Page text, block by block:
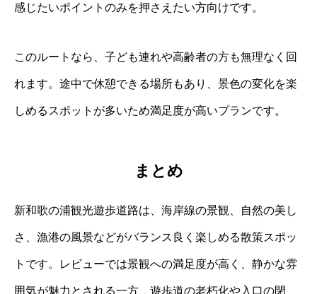
感じたいポイントのみを押さえたい方向けです。
このルートなら、子ども連れや高齢者の方も無理なく回
れます。途中で休憩できる場所もあり、景色の変化を楽
しめるスポットが多いため満足度が高いプランです。
まとめ
新和歌の浦観光遊歩道路は、海岸線の景観、自然の美し
さ、漁港の風景などがバランス良く楽しめる散策スポッ
トです。レビューでは景観への満足度が高く、静かな雰
囲気が魅力とされる一方、遊歩道の老朽化や入口の閉